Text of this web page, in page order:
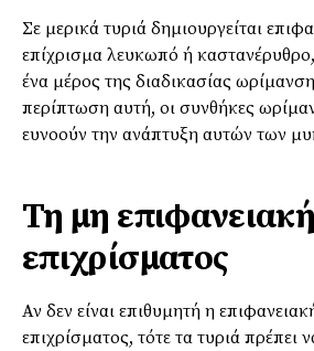
Σε μερικά τυριά δημιουργείται
επίχρισμα λευκωπό ή
ένα μέρος της διαδικασίας
περίπτωση αυτή, οι συνθήκες
ευνοούν την ανάπτυξη αυτών των
Τη μη
επιχρίσματος
Αν δεν είναι επιθυμητή η
επιχρίσματος, τότε τα τυριά πρέπει